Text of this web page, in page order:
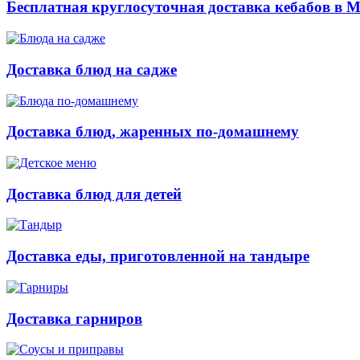
Бесплатная круглосуточная доставка кебабов в
Доставка блюд на садже
Доставка блюд, жаренных по-домашнему
Доставка блюд для детей
Доставка еды, приготовленной на тандыре
Доставка гарниров